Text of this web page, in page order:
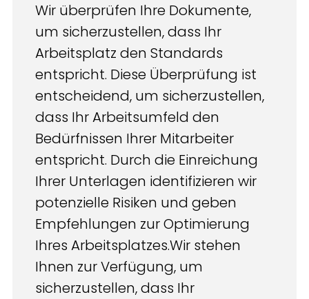
Wir überprüfen Ihre Dokumente,
um sicherzustellen, dass Ihr
Arbeitsplatz den Standards
entspricht. Diese Überprüfung ist
entscheidend, um sicherzustellen,
dass Ihr Arbeitsumfeld den
Bedürfnissen Ihrer Mitarbeiter
entspricht. Durch die Einreichung
Ihrer Unterlagen identifizieren wir
potenzielle Risiken und geben
Empfehlungen zur Optimierung
Ihres Arbeitsplatzes.Wir stehen
Ihnen zur Verfügung, um
sicherzustellen, dass Ihr